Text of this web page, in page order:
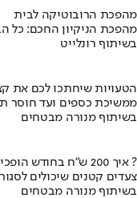
מהפכת הרובוטיקה לבית
מהפכת הניקיון החכם: כל
בשיתוף רונלייט
הטעויות שיחתכו לכם את
ממשיכת כספים ועד חוסר
בשיתוף מנורה מבטחים
איך 200 ש"ח בחודש הופכים ל140 אלף ?
צעדים קטנים שיכולים
בשיתוף מנורה מבטחים